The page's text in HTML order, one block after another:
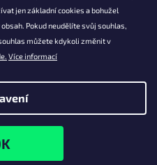
jen základní cookies a bohužel
Pokud neudělíte svůj souhlas,
můžete kdykoli změnit v
Více informací
Všechna práva vyhrazena.